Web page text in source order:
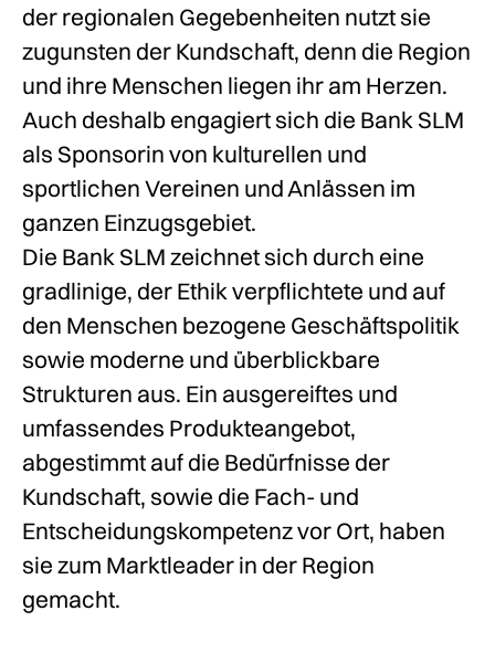
der regionalen Gegebenheiten nutzt sie
zugunsten der Kundschaft, denn die Region
und ihre Menschen liegen ihr am Herzen.
Auch deshalb engagiert sich die Bank SLM
als Sponsorin von kulturellen und
sportlichen Vereinen und Anlässen im
ganzen Einzugsgebiet.
Die Bank SLM zeichnet sich durch eine
gradlinige, der Ethik verpflichtete und auf
den Menschen bezogene Geschäftspolitik
sowie moderne und überblickbare
Strukturen aus. Ein ausgereiftes und
umfassendes Produkteangebot,
abgestimmt auf die Bedürfnisse der
Kundschaft, sowie die Fach- und
Entscheidungskompetenz vor Ort, haben
sie zum Marktleader in der Region
gemacht.